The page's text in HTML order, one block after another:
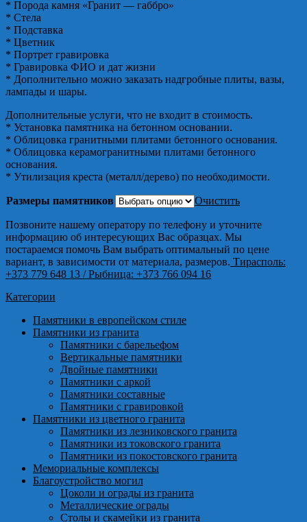
–
* Порода камня «Гранит — габбро»
* Стела
* Подставка
* Цветник
* Портрет гравировка
* Гравировка ФИО и дат жизни
* Дополнительно можно заказать надгробные плиты, вазы,
лампады и шары.
Дополнительные услуги, что не входит в стоимость.
* Установка памятника на бетонном основании.
* Облицовка гранитными плитами бетонного основания.
* Облицовка керамогранитными плитами бетонного
основания.
* Утилизация креста (металл/дерево) по необходимости.
Размеры памятников Очистить
Позвоните нашему оператору по телефону и уточните
информацию об интересующих Вас образцах. Мы
постараемся помочь Вам выбрать оптимальный по цене
вариант, в зависимости от материала, размеров. Тирасполь:
+373 779 648 13 / Рыбница: +373 766 094 16
Категории
Памятники в европейском стиле
Памятники из гранита
Памятники с барельефом
Вертикальные памятники
Двойные памятники
Памятники с аркой
Памятники составные
Памятники с гравировкой
Памятники из цветного гранита
Памятники из лезниковского гранита
Памятники из токовского гранита
Памятники из покостовского гранита
Мемориальные комплексы
Благоустройство могил
Цоколи и ограды из гранита
Металлические ограды
Столы и скамейки из гранита